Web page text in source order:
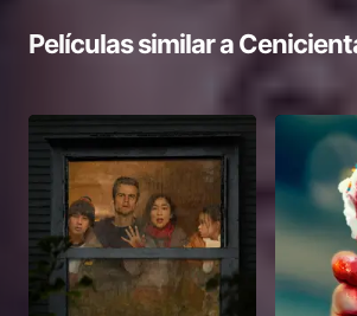
Películas similar a